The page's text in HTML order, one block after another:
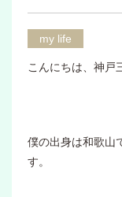
my life
こんにちは、神戸
僕の出身は和歌山
す。